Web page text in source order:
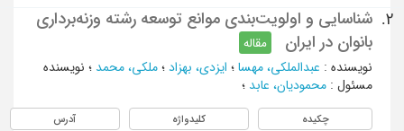
2.
شناسایی و اولویت‌بندی موانع توسعه رشته وزنه‌‌برداری
بانوان در ایران
مقاله
نویسنده: عبدالملکی، مهسا؛ ایزدی، بهزاد؛ ملکی، محمد؛ نویسنده
مسئول : محمودیان، عابد؛
چکیده کلیدواژه آدرس